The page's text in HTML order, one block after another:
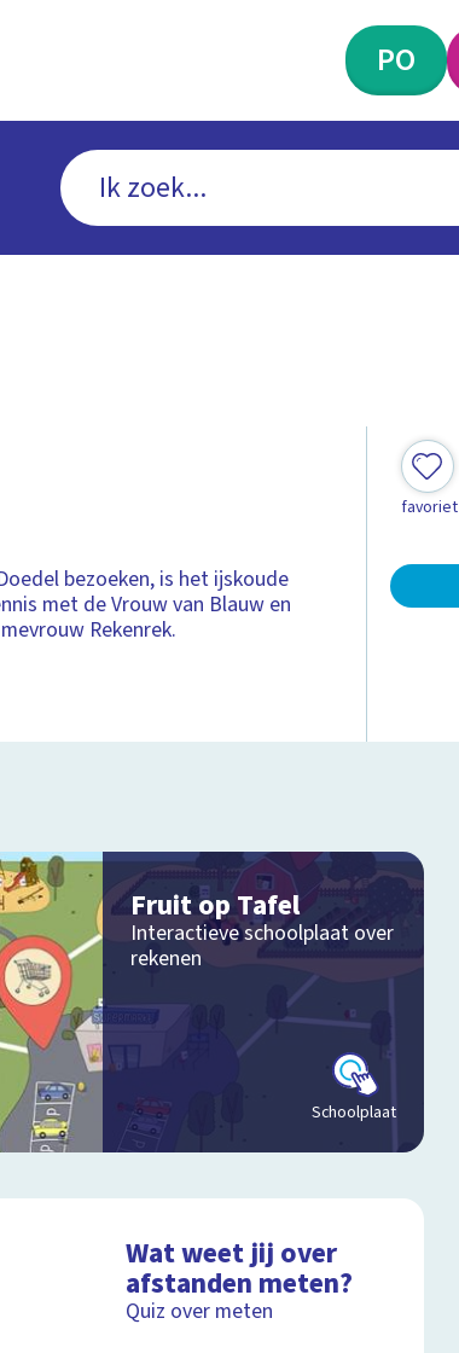
PO
bezoeken, is het ijskoude
met de Vrouw van Blauw en
Rekenrek.
favoriet
Fruit op Tafel
Interactieve schoolplaat over
rekenen
Schoolplaat
Wat weet jij over
afstanden meten?
Quiz over meten